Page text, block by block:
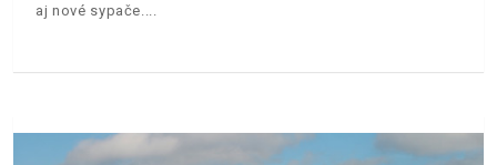
aj nové sypače.